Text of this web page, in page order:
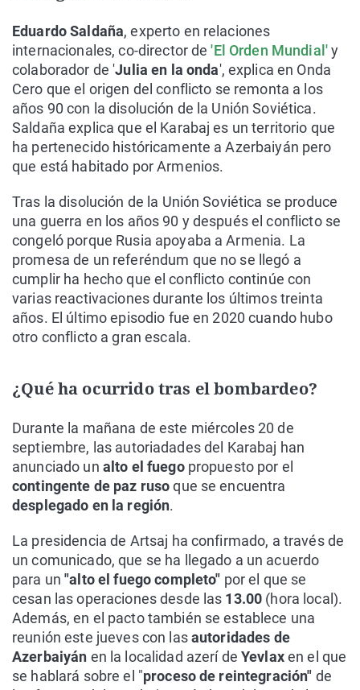
Eduardo Saldaña, experto en relaciones
internacionales, co-director de'El Orden Mundial'y
colaborador de 'Julia en la onda', explica en Onda
Cero que el origen del conflicto se remonta a los
años 90 con la disolución de la Unión Soviética.
Saldaña explica que el Karabaj es un territorio que
ha pertenecido históricamente a Azerbaiyán pero
que está habitado por Armenios.
Tras la disolución de la Unión Soviética se produce
una guerra en los años 90 y después el conflicto se
congeló porque Rusia apoyaba a Armenia. La
promesa de un referéndum que no se llegó a
cumplir ha hecho que el conflicto continúe con
varias reactivaciones durante los últimos treinta
años. El último episodio fue en 2020 cuando hubo
otro conflicto a gran escala.
¿Qué ha ocurrido tras el bombardeo?
Durante la mañana de este miércoles 20 de
septiembre, las autoriadades del Karabaj han
anunciado un alto el fuego propuesto por el
contingente de paz rusoque se encuentra
desplegado en la región.
La presidencia de Artsaj ha confirmado, a través de
un comunicado, que se ha llegado a un acuerdo
para un"alto el fuego completo" por el que se
cesan las operaciones desde las 13.00 (hora local).
Además, en el pacto también se establece una
reunión este jueves con lasautoridades de
Azerbaiyán en la localidad azerí deYevlaxen el que
se hablará sobre el "proceso de reintegración" de